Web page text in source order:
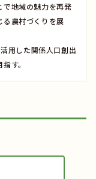
で地域の魅力を再発
る農村づくりを展
用した関係人口創出
す。